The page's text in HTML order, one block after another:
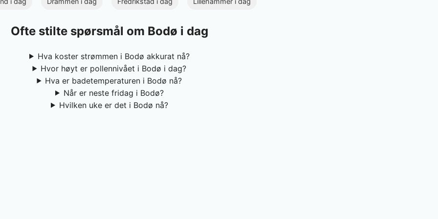
Ofte stilte spørsmål om Bodø i dag
Hva koster strømmen i Bodø akkurat nå?
Hvor høyt er pollennivået i Bodø i dag?
Hva er badetemperaturen i Bodø nå?
Når er neste fridag i Bodø?
Hvilken uke er det i Bodø nå?